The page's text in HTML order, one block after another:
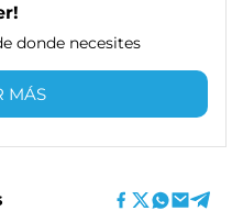
donde necesites
MÁS